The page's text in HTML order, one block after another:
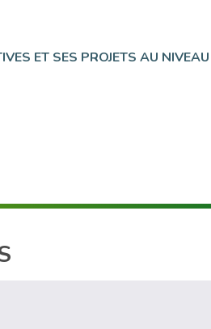
ET SES PROJETS AU NIVEAU